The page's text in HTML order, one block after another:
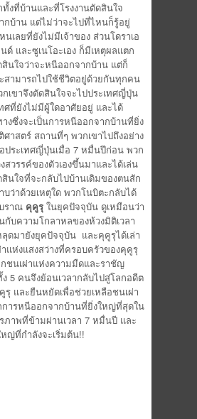
งที่บ้านและที่โรงงานตัดสินใจ
กบ้าน แต่ไม่ว่าจะไปที่ไหนก็รู้อยู่
เลยที่ยังไม่มีเจ้าของ ส่วนโดราเอ
ด์ และซูเนโอะเอง ก็มีเหตุผลแตก
นใจว่าจะหนีออกจากบ้าน แต่ก็
สามารถไปใช้ชีวิตอยู่ด้วยกันทุกคน
เขาจึงตัดสินใจจะไปประเทศญี่ปุ่น
ศที่ยังไม่มีผู้ใดอาศัยอยู่ และได้
งซึ่งจะเป็นการหนีออกจากบ้านที่ยิ่ง
าสตร์ สถานที่ๆ พวกเขาไปถึงอย่าง
ประเทศญี่ปุ่นเมื่อ 7 หมื่นปีก่อน พวก
สวรรค์ของตัวเองขึ้นมาและได้เล่น
นใจที่จะกลับไปบ้านเดิมของตนสัก
ว่าด้วยเหตุใด พวกโนบิตะกลับได้
ราณ คุคูรุ ในยุคปัจจุบัน ดูเหมือนว่า
กับความโกลาหลของห้วงมิติเวลา
ดมายังยุคปัจจุบัน และคุคูรุได้เล่า
าแห่งแสงสว่างที่ครอบครัวของคุคูรุ
ชนเผ่าแห่งความมืดและราชัญ
5 คนจึงย้อนเวลากลับไปสู่โลกอดีต
และยืนหยัดเพื่อช่วยเหลือชนเผ่า
การหนีออกจากบ้านที่ยิ่งใหญ่ที่สุดใน
ภาพที่ข้ามผ่านเวลา 7 หมื่นปี และ
ญ่ที่กำลังจะเริ่มต้น!!